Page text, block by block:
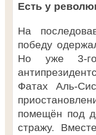
Есть у
На
победу
Но уже 3-го
Фатах Аль-
помещён под
стражу.